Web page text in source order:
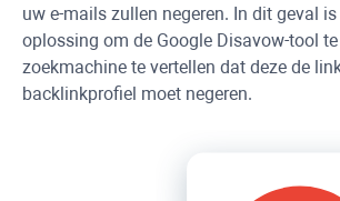
uw e-mails zullen negeren. In dit geval
oplossing om de Google Disavow-tool
zoekmachine te vertellen dat deze de
backlinkprofiel moet negeren.